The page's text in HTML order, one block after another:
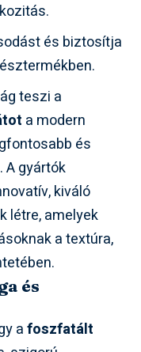
és biztosítja
teszi a
a modern
és
A gyártók
kiváló
létre, amelyek
a textúra,
és
afoszfatált